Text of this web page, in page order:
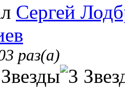
Сергей
раз(а)